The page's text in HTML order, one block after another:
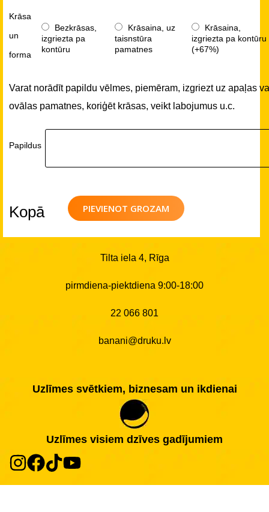
Krāsa
un
forma
Bezkrāsas,
izgriezta pa
kontūru
Krāsaina, uz
taisnstūra
pamatnes
Krāsaina,
izgriezta pa kontūru
(+67%)
Varat norādīt papildu vēlmes, piemēram, izgriezt uz apaļas
ovālas pamatnes, koriģēt krāsas, veikt labojumus u.c.
Papildus
PIEVIENOT GROZAM
Kopā
Tilta iela 4, Rīga
pirmdiena-piektdiena 9:00-18:00
22 066 801
banani@druku.lv
Uzlīmes svētkiem, biznesam un ikdienai
Uzlīmes visiem dzīves gadījumiem